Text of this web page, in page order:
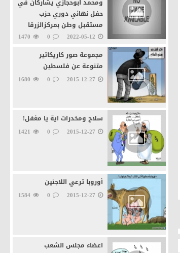
ومحمد ابوحجازي يشاركان في
حفل نهائي دوري حزب
مستقبل وطن بمركزالزرقا
2022-05-12
0
1470
مجموعة صور كاريكاتير
متنوعة عن فلسطين
2015-12-27
0
1680
سلاح ومخدرات اية يا مغفل!
2015-12-27
0
1421
أوروبا ترعي اللاجئين
2015-12-27
0
1584
اعضاء مجلس الشعب